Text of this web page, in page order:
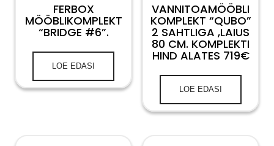
FERBOX
MÖÖBLIKOMPLEKT
“BRIDGE #6”.
LOE EDASI
VANNITOAMÖÖBLI
KOMPLEKT “QUBO”
2 SAHTLIGA ,LAIUS
80 CM. KOMPLEKTI
HIND ALATES 719€
LOE EDASI